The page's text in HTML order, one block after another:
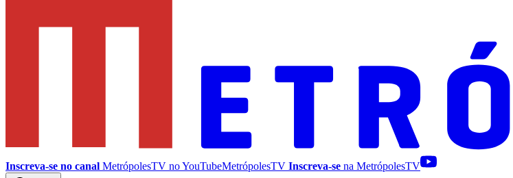
Inscreva-se no canal MetrópolesTV noYouTubeMetrópolesTV Inscreva-se na MetrópolesTV